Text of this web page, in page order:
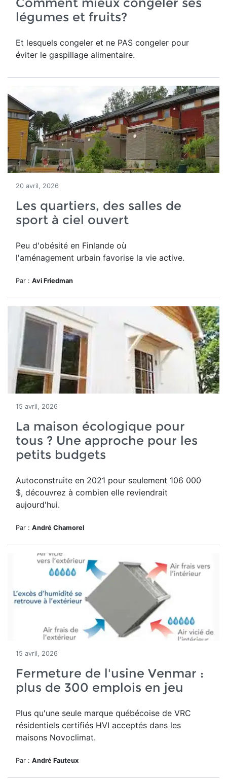
légumes et fruits?
Et lesquels congeler et ne PAS congeler pour
éviter le gaspillage alimentaire.
20 avril, 2026
Les quartiers, des salles de
sport à ciel ouvert
Peu d'obésité en Finlande où
l'aménagement urbain favorise la vie active.
Par : Avi Friedman
15 avril, 2026
La maison écologique pour
tous ? Une approche pour les
petits budgets
Autoconstruite en 2021 pour seulement 106 000
$, découvrez à combien elle reviendrait
aujourd'hui.
Par : André Chamorel
15 avril, 2026
Fermeture de l'usine Venmar :
plus de 300 emplois en jeu
Plus qu'une seule marque québécoise de VRC
résidentiels certifiés HVI acceptés dans les
maisons Novoclimat.
Par : André Fauteux